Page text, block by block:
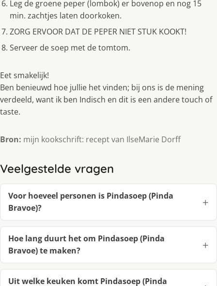
Leg de groene peper (lombok) er bovenop en nog 15
min. zachtjes laten doorkoken.
ZORG ERVOOR DAT DE PEPER NIET STUK KOOKT!
Serveer de soep met de tomtom.
Eet smakelijk!
Ben benieuwd hoe jullie het vinden; bij ons is de mening
verdeeld, want ik ben Indisch en dit is een andere touch of
taste.
Bron: mijn kookschrift: recept van IlseMarie Dorff
Veelgestelde vragen
Voor hoeveel personen is Pindasoep (Pinda
Bravoe)?
Hoe lang duurt het om Pindasoep (Pinda
Bravoe) te maken?
Uit welke keuken komt Pindasoep (Pinda